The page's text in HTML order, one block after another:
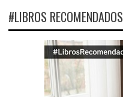
#LIBROS RECOMENDADOS